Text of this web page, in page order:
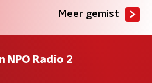
Meer gemist
NPO Radio 2